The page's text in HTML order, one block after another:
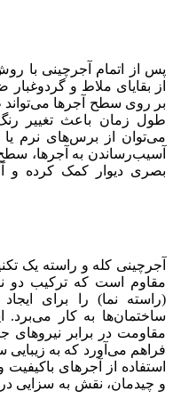
پس از اتمام آجرچینی با
از بقایای ملاط و
بر روی سطح آجرها می‌تواند
طول زمان باعث تغییر رنگ
می‌توان از برس‌های نرم
آسیب‌رساندن به آجرها، سطح
بصری دیوار کمک کرده و
آجرچینی کله و راسته یک
مقاوم است که ترکیب دو
(راسته نما) را برای
ساختمان‌ها به کار می‌برد.
مقاومت در برابر نیروهای
فراهم می‌آورد که به زیبایی
استفاده از آجرهای
و چیدمان، نقش به سزایی